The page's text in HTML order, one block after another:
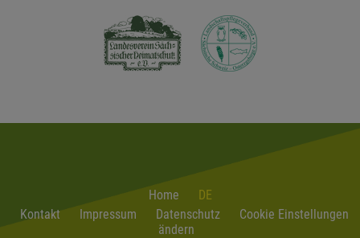
Home
DE
Kontakt
Impressum Datenschutz
Cookie Einstellungen
ändern